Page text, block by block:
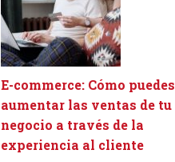
E-commerce: Cómo puedes
aumentar las ventas de tu
negocio a través de la
experiencia al cliente